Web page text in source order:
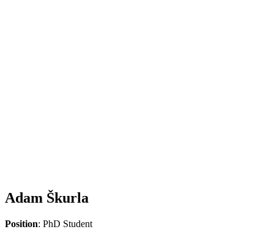
Adam Škurla
Position: PhD Student